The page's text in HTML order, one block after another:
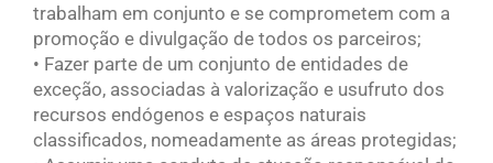
trabalham em conjunto e se comprometem com a
promoção e divulgação de todos os parceiros;
• Fazer parte de um conjunto de entidades de
exceção, associadas à valorização e usufruto dos
recursos endógenos e espaços naturais
classificados, nomeadamente as áreas protegidas;